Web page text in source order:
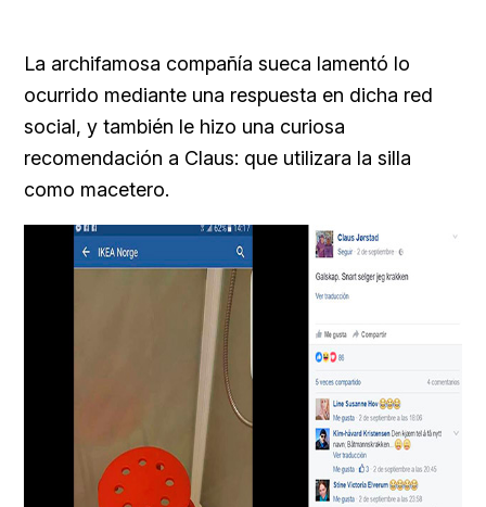
La archifamosa compañía sueca lamentó lo
ocurrido mediante una respuesta en dicha red
social, y también le hizo una curiosa
recomendación a Claus: que utilizara la silla
como macetero.